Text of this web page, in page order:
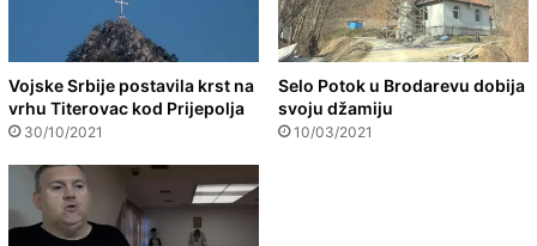
Vojske Srbije postavila krst na
vrhu Titerovac kod Prijepolja
30/10/2021
Selo Potok u Brodarevu dobija
svoju džamiju
10/03/2021